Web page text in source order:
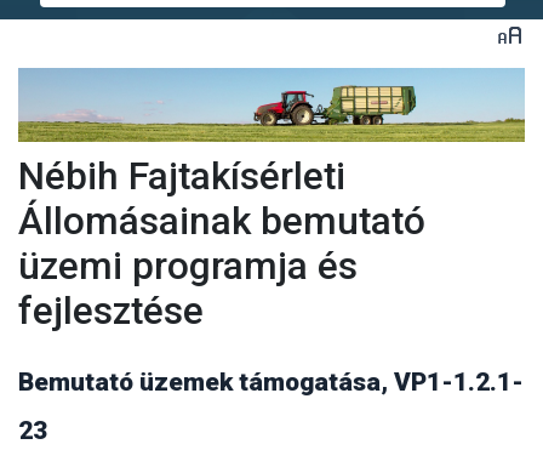
Nébih Fajtakísérleti
Állomásainak bemutató
üzemi programja és
fejlesztése
Bemutató üzemek támogatása, VP1-1.2.1-
23